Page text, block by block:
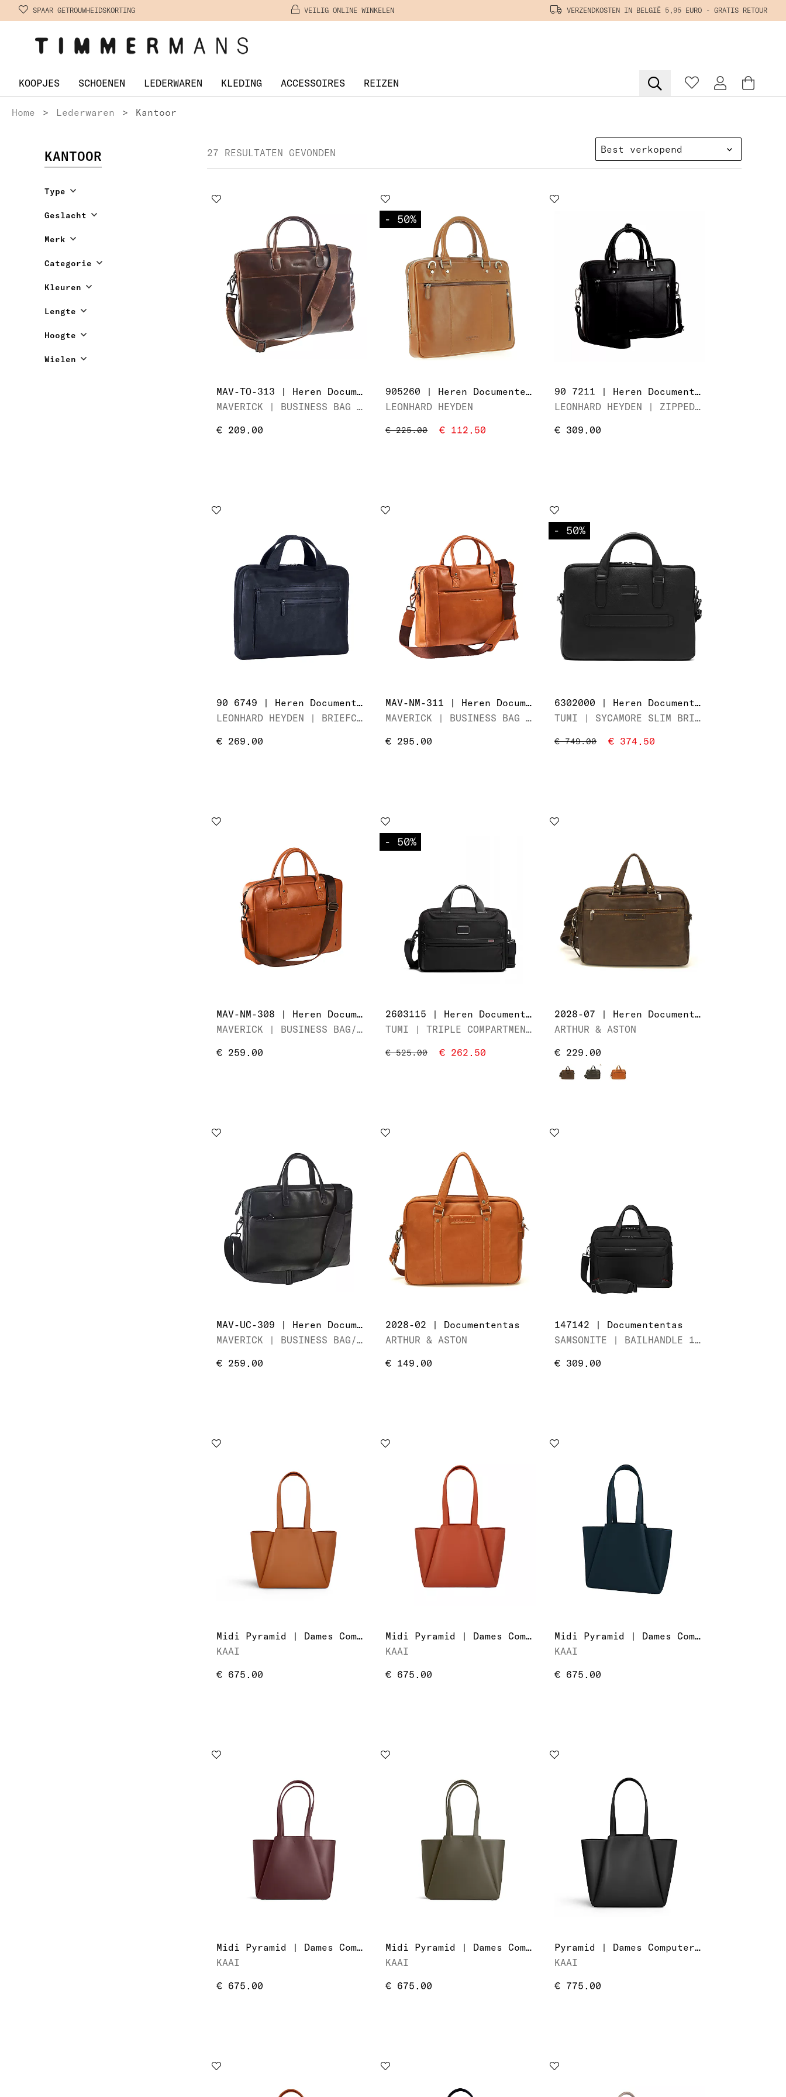
SPAAR GETROUWHEIDSKORTING VEILIG ONLINE WINKELEN VERZENDKOSTEN IN BELGIË 5,95 EURO - GRATIS RETOUR
KOOPJES SCHOENEN LEDERWAREN KLEDING ACCESSOIRES REIZEN
Home > Lederwaren > Kantoor
KANTOOR
Type
Geslacht
Merk
Categorie
Kleuren
Lengte
Hoogte
Wielen
27 RESULTATEN GEVONDEN
MAV-TO-313 | Heren Documententas
MAVERICK | BUSINESS BAG 14" SLIM
€ 209.00
905260 | Heren Documententas
LEONHARD HEYDEN
€ 225.00 € 112.50
- 50%
90 7211 | Heren Documententas
LEONHARD HEYDEN | ZIPPED BRIEFCASE 1 COMP.
€ 309.00
90 6749 | Heren Documententas
LEONHARD HEYDEN | BRIEFCASE WITH ZIPPER 1 COMP.
€ 269.00
MAV-NM-311 | Heren Documententas
MAVERICK | BUSINESS BAG 15,6" LARGE
€ 295.00
6302000 | Heren Documententas
TUMI | SYCAMORE SLIM BRIEF
€ 749.00 € 374.50
- 50%
MAV-NM-308 | Heren Documententas
MAVERICK | BUSINESS BAG/LAPTOP 15"6
€ 259.00
2603115 | Heren Documententas
TUMI | TRIPLE COMPARTMENT BRIEF
€ 525.00 € 262.50
- 50%
2028-07 | Heren Documententas
ARTHUR & ASTON
€ 229.00
MAV-UC-309 | Heren Documententas
MAVERICK | BUSINESS BAG/LAPTOP 15,6"
€ 259.00
2028-02 | Documententas
ARTHUR & ASTON
€ 149.00
147142 | Documententas
SAMSONITE | BAILHANDLE 17.3"
€ 309.00
Midi Pyramid | Dames Computer/Laptoptas
KAAI
€ 675.00
Midi Pyramid | Dames Computer/Laptoptas
KAAI
€ 675.00
Midi Pyramid | Dames Computer/Laptoptas
KAAI
€ 675.00
Midi Pyramid | Dames Computer/Laptoptas
KAAI
€ 675.00
Midi Pyramid | Dames Computer/Laptoptas
KAAI
€ 675.00
Pyramid | Dames Computer/Laptoptas
KAAI
€ 775.00